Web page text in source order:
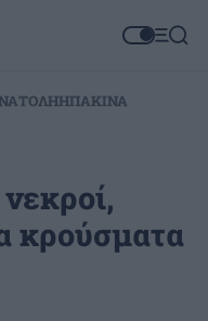
ΗΠΑΚΙΝΑ
κρούσματα